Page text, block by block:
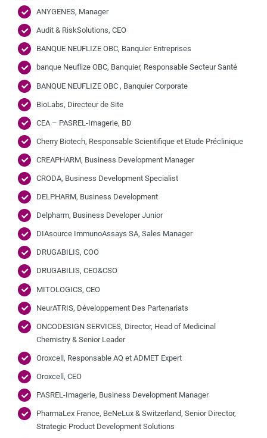
ANYGENES, Manager
Audit & RiskSolutions, CEO
BANQUE NEUFLIZE OBC, Banquier Entreprises
banque Neuflize OBC, Banquier, Responsable Secteur Santé
BANQUE NEUFLIZE OBC , Banquier Corporate
BioLabs, Directeur de Site
CEA – PASREL-Imagerie, BD
Cherry Biotech, Responsable Scientifique et Etude Préclinique
CREAPHARM, Business Development Manager
CRODA, Business Development Specialist
DELPHARM, Business Development
Delpharm, Business Developer Junior
DIAsource ImmunoAssays SA, Sales Manager
DRUGABILIS, COO
DRUGABILIS, CEO&CSO
MITOLOGICS, CEO
NeurATRIS, Développement Des Partenariats
ONCODESIGN SERVICES, Director, Head of Medicinal
Chemistry & Senior Leader
Oroxcell, Responsable AQ et ADMET Expert
Oroxcell, CEO
PASREL-Imagerie, Business Development Manager
PharmaLex France, BeNeLux & Switzerland, Senior Director,
Strategic Product Development Solutions